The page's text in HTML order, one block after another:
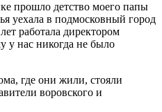
прошло детство моего папы
уехала в подмосковный город
работала директором
у нас никогда не было
где они жили, стояли
воровского и